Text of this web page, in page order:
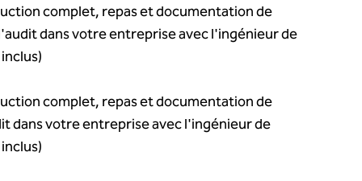
complet, repas et documentation de
dans votre entreprise avec l'ingénieur de
complet, repas et documentation de
dans votre entreprise avec l'ingénieur de